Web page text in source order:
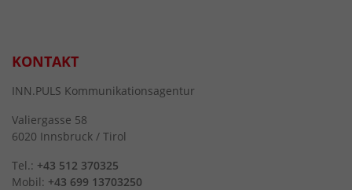
KONTAKT
INN.PULS Kommunikationsagentur
Valiergasse 58
6020 Innsbruck / Tirol
Tel.: +43 512 370325
Mobil: +43 699 13703250